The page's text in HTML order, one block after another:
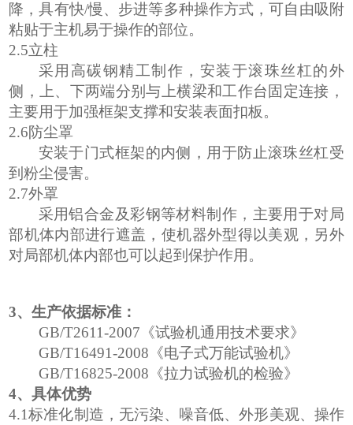
降，具有快/慢、步进等多种操作方式，可自由吸附
粘贴于主机易于操作的部位。
2.5立柱
采用 高碳钢精工制作，安装于滚珠丝杠的外
侧，上、下两端分别与上横梁和工作台固定连接，
主要用于加强框架支撑和安装表面扣板。
2.6防尘罩
安装于门式框架的内侧，用于防止滚珠丝杠受
到粉尘侵害。
2.7外罩
采用铝合金及彩钢等材料制作，主要用于对局
部机体内部进行遮盖，使机器外型得以美观，另外
对局部机体内部也可以起到保护作用。
3、生产依据标准：
GB/T2611-2007 《试验机通用技术要求》
GB/T16491-2008 《电子式万能试验机》
GB/T16825-2008 《拉力试验机的检验》
4、具体优势
4.1标准化制造 ， 无污染、噪音低、外形美观、操作